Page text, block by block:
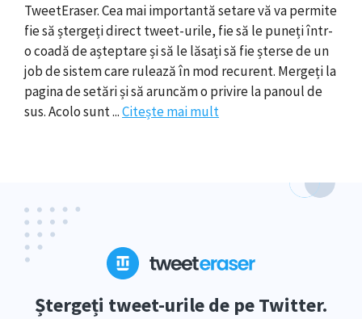
TweetEraser. Cea mai importantă setare vă va permite
fie să ștergeți direct tweet-urile, fie să le puneți într-
o coadă de așteptare și să le lăsați să fie șterse de un
job de sistem care rulează în mod recurent. Mergeți la
pagina de setări și să aruncăm o privire la panoul de
sus. Acolo sunt ...Citește mai mult
Ștergeți tweet-urile de pe Twitter.